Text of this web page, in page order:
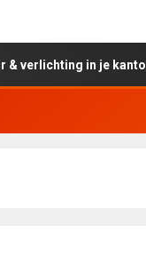
verlichting in je kantoor